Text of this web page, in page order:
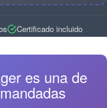
Certificado incluido
es una de